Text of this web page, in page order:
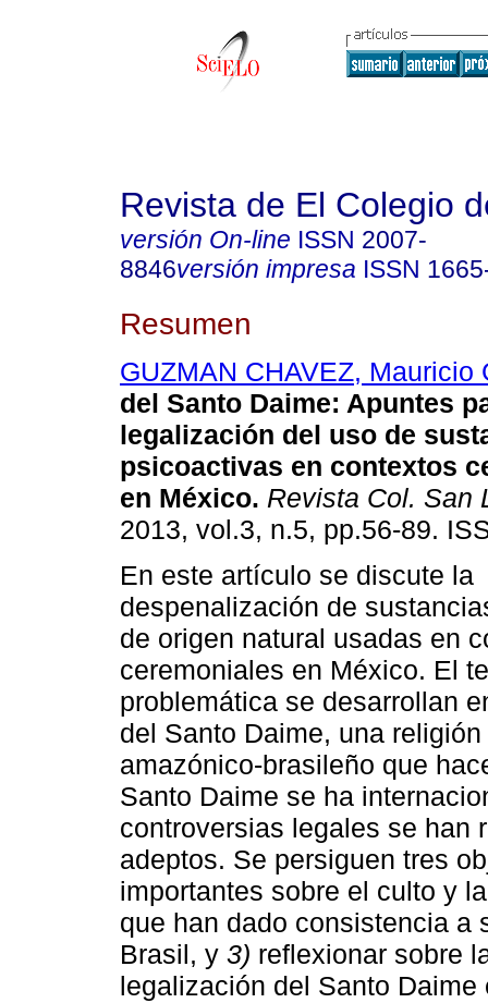
Revista de El Colegio
versión On-line ISSN 2007-
8846versión impresa ISSN
Resumen
GUZMAN CHAVEZ, Mauricio
del Santo Daime: Apuntes
legalización del uso de
psicoactivas en contextos
en México. Revista Col. San
2013, vol.3, n.5, pp.56-89.
En este artículo se discute la
despenalización de
de origen natural usadas en
ceremoniales en México. El
problemática se desarrollan
del Santo Daime, una
amazónico-brasileño que
Santo Daime se ha
controversias legales se han
adeptos. Se persiguen tres
importantes sobre el culto y
que han dado consistencia a
Brasil, y 3) reflexionar sobre
legalización del Santo Daime